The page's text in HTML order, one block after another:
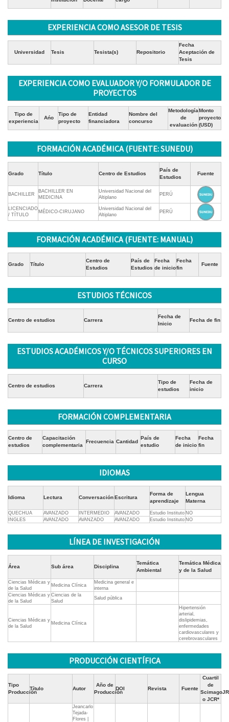
EXPERIENCIA COMO ASESOR DE TESIS
Universidad Tesis Tesista(s) Repositorio
Fecha
Aceptación de
Tesis
EXPERIENCIA COMO EVALUADOR Y/O FORMULADOR DE
PROYECTOS
Tipo de
experiencia
Ańo
Tipo de
proyecto
Entidad
financiadora
Nombre del
concurso
Metodología
de
evaluación
Monto
proyecto
(USD)
FORMACIÓN ACADÉMICA (FUENTE: SUNEDU)
Grado Título Centro de Estudios
País de
Estudios
Fuente
BACHILLER
BACHILLER EN
MEDICINA
Universidad Nacional del
Altiplano
PERÚ
LICENCIADO
/ TÍTULO
MÉDICO-CIRUJANO
Universidad Nacional del
Altiplano
PERÚ
FORMACIÓN ACADÉMICA (FUENTE: MANUAL)
Grado Título
Centro de
Estudios
País de
Estudios
Fecha
de inicio
Fecha
fin
Fuente
ESTUDIOS TÉCNICOS
Centro de estudios Carrera
Fecha de
Inicio
Fecha de fin
ESTUDIOS ACADÉMICOS Y/O TÉCNICOS SUPERIORES EN
CURSO
Centro de estudios Carrera
Tipo de
estudios
Fecha de
inicio
FORMACIÓN COMPLEMENTARIA
Centro de
estudios
Capacitación
complementaria
Frecuencia Cantidad
País de
estudio
Fecha
de inicio
Fecha
fin
IDIOMAS
Idioma Lectura ConversaciónEscritura
Forma de
aprendizaje
Lengua
Materna
QUECHUA AVANZADO INTERMEDIO AVANZADO Estudio Instituto NO
INGLES
AVANZADO AVANZADO AVANZADO Estudio Instituto NO
LÍNEA DE INVESTIGACIÓN
Área Sub área Disciplina
Temática
Ambiental
Temática Médica
y de la Salud
Ciencias Médicas y
de la Salud
Medicina Clínica
Medicina general e
interna
Ciencias Médicas y
de la Salud
Ciencias de la
Salud
Salud pública
Ciencias Médicas y
de la Salud
Medicina Clínica
Hipertensión
arterial,
dislipidemias,
enfermedades
cardiovasculares y
cerebrovasculares
PRODUCCIÓN CIENTÍFICA
Tipo
Producción
Título Autor
Año de
Producción
DOI Revista Fuente
Cuartil
de
ScimagoJR
o JCR*
Jeancarlo
Tejada-
Flores |